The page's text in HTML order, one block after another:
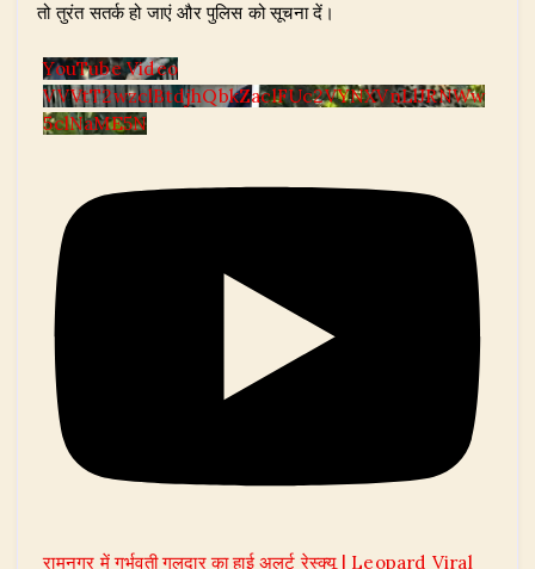
तो तुरंत सतर्क हो जाएं और पुलिस को सूचना दें।
YouTube Video
VVVtT2wzclBtdjhQbkZaclFUc2VYNXVnLlJRNWw
5clNaME5N
रामनगर में गर्भवती गुलदार का हाई अलर्ट रेस्क्यू | Leopard Viral